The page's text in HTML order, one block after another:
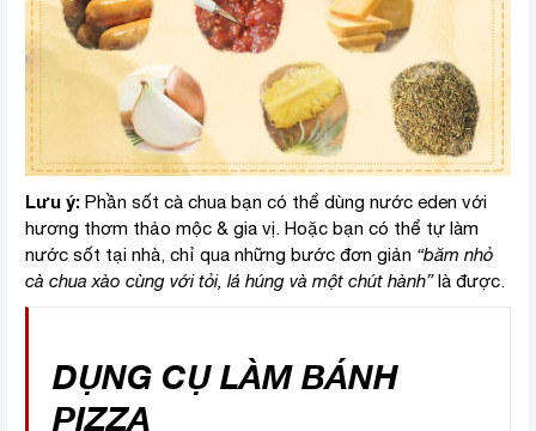
Lưu ý: Phần sốt cà chua bạn có thể dùng nước eden với
hương thơm thảo mộc & gia vị. Hoặc bạn có thể tự làm
nước sốt tại nhà, chỉ qua những bước đơn giản “băm nhỏ
cà chua xào cùng với tỏi, lá húng và một chút hành”là được.
DỤNG CỤ LÀM BÁNH
PIZZA